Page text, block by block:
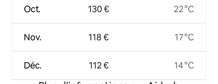
Oct.
Nov.
Déc.
130 €
118 €
112 €
22 °C
17 °C
14 °C